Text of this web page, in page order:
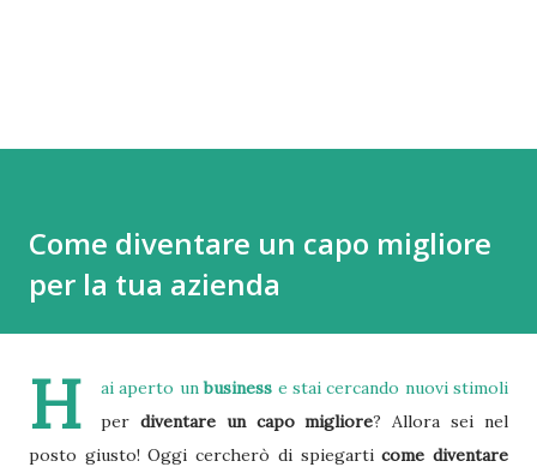
Come diventare un capo migliore
per la tua azienda
H ai aperto unbusiness e stai cercando nuovi stimoli
per diventare un capo migliore? Allora sei nel
posto giusto! Oggi cercherò di spiegarticome diventare